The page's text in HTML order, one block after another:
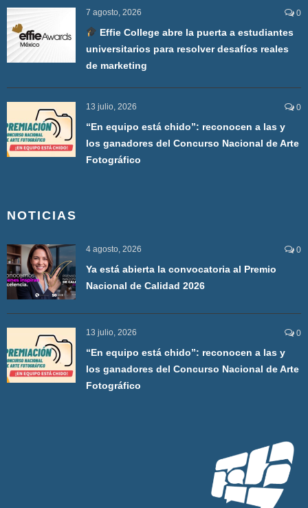
7 agosto, 2026 0
Effie College abre la puerta a estudiantes
universitarios para resolver desafíos reales
de marketing
13 julio, 2026 0
“En equipo está chido”: reconocen a las y
los ganadores del Concurso Nacional de Arte
Fotográfico
NOTICIAS
4 agosto, 2026 0
Ya está abierta la convocatoria al Premio
Nacional de Calidad 2026
13 julio, 2026 0
“En equipo está chido”: reconocen a las y
los ganadores del Concurso Nacional de Arte
Fotográfico